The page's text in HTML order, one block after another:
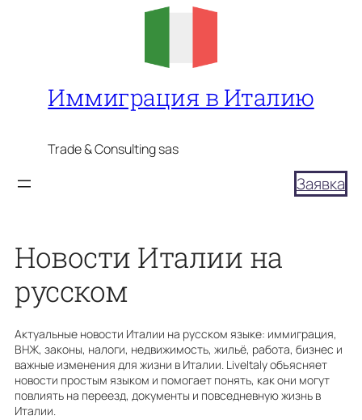
Иммиграция в Италию
Trade & Consulting sas
Заявка
Новости Италии на
русском
Актуальные новости Италии на русском языке: иммиграция,
ВНЖ, законы, налоги, недвижимость, жильё, работа, бизнес и
важные изменения для жизни в Италии. LiveItaly объясняет
новости простым языком и помогает понять, как они могут
повлиять на переезд, документы и повседневную жизнь в
Италии.